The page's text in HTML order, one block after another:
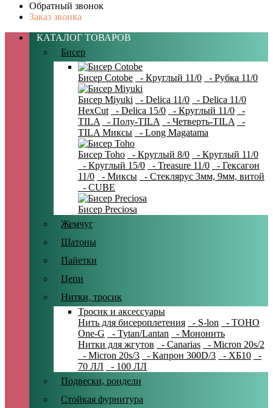
Обратный звонок
Заказ звонка
КАТАЛОГ ТОВАРОВ
Бисер
Бисер Cotobe - Круглый 11/0 - Рубка 11/0
Бисер Miyuki - Delica 11/0
- Delica 11/0
HexCut
- Delica 15/0 - Круглый 11/0
-
TILA
- Полу-TILA - Четверть-TILA
-
TILA Миксы
- Long Magatama
Бисер Toho - Круглый 8/0
- Круглый 11/0
- Круглый 15/0
- Treasure 11/0
- Гексагон
11/0
- Миксы
- Стеклярус 3мм, 9мм, витой
- CUBE
Бисер Preciosa
Жемчуг
Шатоны
Пайетки
Цепи
Нитки, тросик
Тросик и аксессуары
Нить для бисероплетения
- S-lon
- TOHO
One-G
- Tytan/Lantan
- Мононить
Нитки для жгутов
- Canarias
- Micron 20s/2
- Micron 20s/3
- Капрон 300D/3 - ХБ10
-
70 ЛЛ
- 100 ЛЛ
Подвески, рондели
Стойкая фурнитура